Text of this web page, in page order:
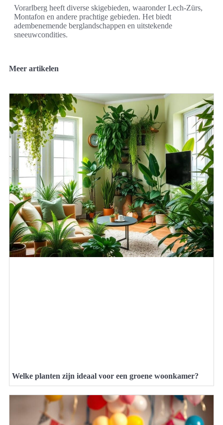
Vorarlberg heeft diverse skigebieden, waaronder Lech-Zürs,
Montafon en andere prachtige gebieden. Het biedt
adembenemende berglandschappen en uitstekende
sneeuwcondities.
Meer artikelen
Welke planten zijn ideaal voor een groene woonkamer?